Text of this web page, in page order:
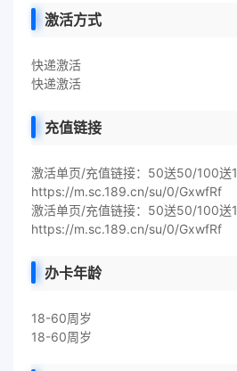
激活方式
快递激活
快递激活
充值链接
激活单页/充值链接：50送50/100送
https://m.sc.189.cn/su/0/GxwfRf
激活单页/充值链接：50送50/100送
https://m.sc.189.cn/su/0/GxwfRf
办卡年龄
18-60周岁
18-60周岁